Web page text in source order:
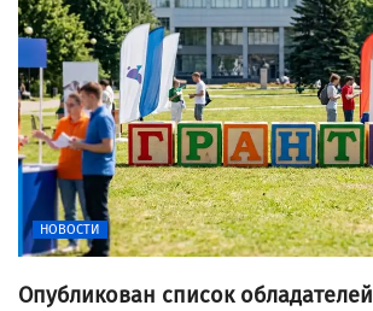
НОВОСТИ
Опубликован список обладателей